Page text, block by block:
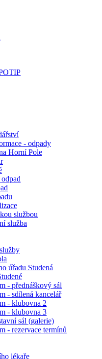
- odpady
Horní Pole
službou
služba
úřadu Studená
- přednáškový sál
- sdílená kancelář
- klubovna 2
- klubovna 3
sál (galerie)
- rezervace termínů
lékaře